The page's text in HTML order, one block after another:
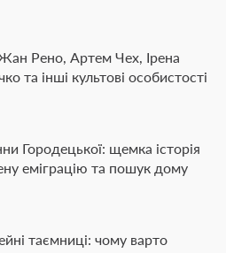
Рено, Артем Чех, Ірена
та інші культові особистості
Городецької: щемка історія
еміграцію та пошук дому
таємниці: чому варто